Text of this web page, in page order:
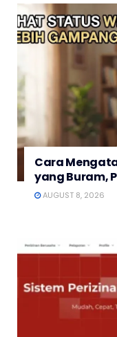
Cara
yang Buram,
AUGUST 8, 2026